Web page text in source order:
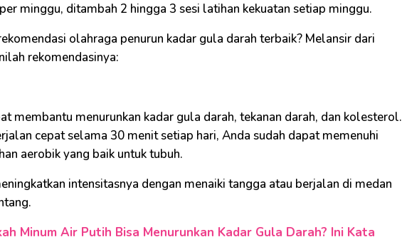
minggu, ditambah 2 hingga 3 sesi latihan kekuatan setiap minggu.
olahraga penurun kadar gula darah terbaik? Melansir dari
rekomendasinya:
membantu menurunkan kadar gula darah, tekanan darah, dan kolesterol.
cepat selama 30 menit setiap hari, Anda sudah dapat memenuhi
aerobik yang baik untuk tubuh.
intensitasnya dengan menaiki tangga atau berjalan di medan
Minum Air Putih Bisa Menurunkan Kadar Gula Darah? Ini Kata